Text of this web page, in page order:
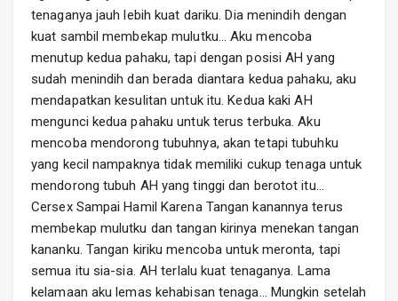
tenaganya jauh lebih kuat dariku. Dia menindih dengan
kuat sambil membekap mulutku… Aku mencoba
menutup kedua pahaku, tapi dengan posisi AH yang
sudah menindih dan berada diantara kedua pahaku, aku
mendapatkan kesulitan untuk itu. Kedua kaki AH
mengunci kedua pahaku untuk terus terbuka. Aku
mencoba mendorong tubuhnya, akan tetapi tubuhku
yang kecil nampaknya tidak memiliki cukup tenaga untuk
mendorong tubuh AH yang tinggi dan berotot itu…
Cersex Sampai Hamil Karena Tangan kanannya terus
membekap mulutku dan tangan kirinya menekan tangan
kananku. Tangan kiriku mencoba untuk meronta, tapi
semua itu sia-sia. AH terlalu kuat tenaganya. Lama
kelamaan aku lemas kehabisan tenaga… Mungkin setelah